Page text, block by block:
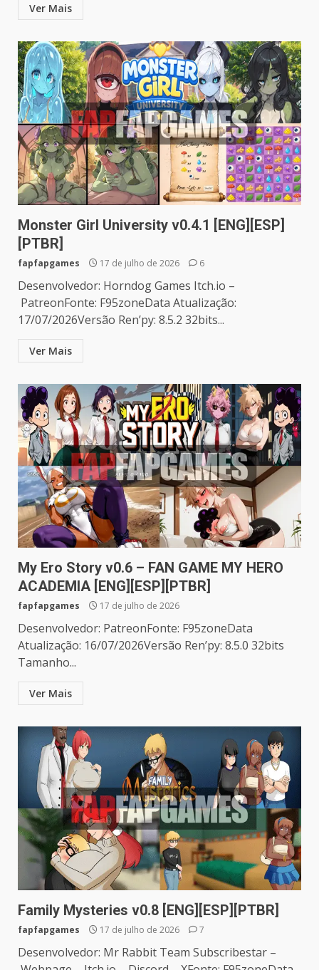
Ver Mais
Monster Girl University v0.4.1 [ENG][ESP]
[PTBR]
fapfapgames 17 de julho de 2026 6
Desenvolvedor: Horndog Games Itch.io –
PatreonFonte: F95zoneData Atualização:
17/07/2026Versão Ren’py: 8.5.2 32bits...
Ver Mais
My Ero Story v0.6 – FAN GAME MY HERO
ACADEMIA [ENG][ESP][PTBR]
fapfapgames 17 de julho de 2026
Desenvolvedor: PatreonFonte: F95zoneData
Atualização: 16/07/2026Versão Ren’py: 8.5.0 32bits
Tamanho...
Ver Mais
Family Mysteries v0.8 [ENG][ESP][PTBR]
fapfapgames 17 de julho de 2026 7
Desenvolvedor: Mr Rabbit Team Subscribestar –